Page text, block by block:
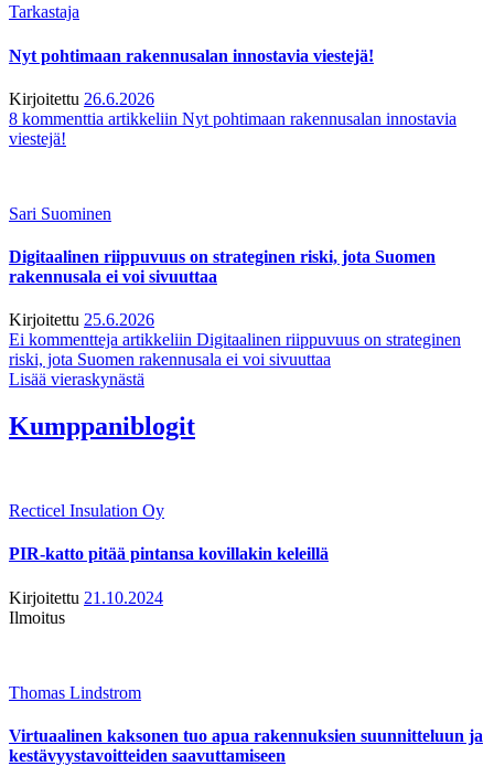
Tarkastaja
Nyt pohtimaan rakennusalan innostavia viestejä!
Kirjoitettu 26.6.2026
8 kommenttia artikkeliin Nyt pohtimaan rakennusalan innostavia
viestejä!
Sari Suominen
Digitaalinen riippuvuus on strateginen riski, jota Suomen
rakennusala ei voi sivuuttaa
Kirjoitettu 25.6.2026
Ei kommentteja artikkeliin Digitaalinen riippuvuus on strateginen
riski, jota Suomen rakennusala ei voi sivuuttaa
Lisää vieraskynästä
Kumppaniblogit
Recticel Insulation Oy
PIR-katto pitää pintansa kovillakin keleillä
Kirjoitettu 21.10.2024
Ilmoitus
Thomas Lindstrom
Virtuaalinen kaksonen tuo apua rakennuksien suunnitteluun ja
kestävyystavoitteiden saavuttamiseen